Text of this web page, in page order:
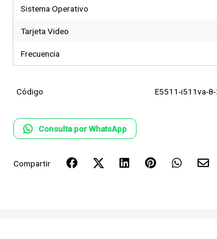
Sistema Operativo
Tarjeta Video
Frecuencia
Código E5511-i511va-
Consulta por WhatsApp
Compartir